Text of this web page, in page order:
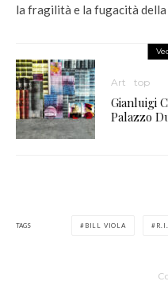
la fragilità e la fugacità della
Art top
Gianluigi
Palazzo
TAGS BILL VIOLA